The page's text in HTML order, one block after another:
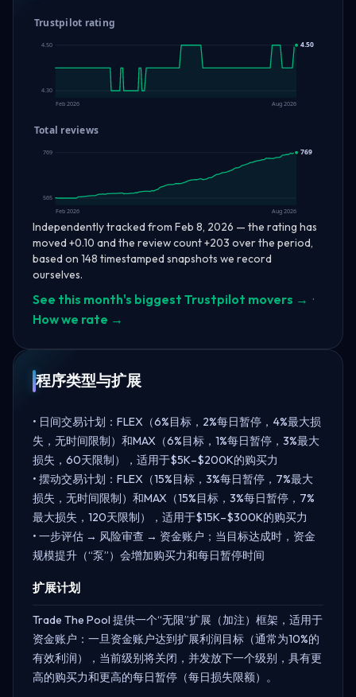
Trustpilot rating
4.50
4.30
4.50
Feb 2026 Aug 2026
Total reviews
769
565
769
Feb 2026 Aug 2026
Independently tracked from Feb 8, 2026 — the rating has
moved +0.10 and the review count +203 over the period,
based on 148 timestamped snapshots we record
ourselves.
See this month's biggest Trustpilot movers → ·
How we rate →
程序类型与扩展
• 日间交易计划：FLEX（6%目标，2%每日暂停，4%最大损
失，无时间限制）和MAX（6%目标，1%每日暂停，3%最大
损失，60天限制），适用于$5K–$200K的购买力
• 摆动交易计划：FLEX（15%目标，3%每日暂停，7%最大
损失，无时间限制）和MAX（15%目标，3%每日暂停，7%
最大损失，120天限制），适用于$15K–$300K的购买力
• 一步评估 → 风险审查 → 资金账户；当目标达成时，资金
规模提升（“泵”）会增加购买力和每日暂停时间
扩展计划
Trade The Pool 提供一个“无限”扩展（加注）框架，适用于
资金账户：一旦资金账户达到扩展利润目标（通常为10%的
有效利润），当前级别将关闭，并发放下一个级别，具有更
高的购买力和更高的每日暂停（每日损失限额）。